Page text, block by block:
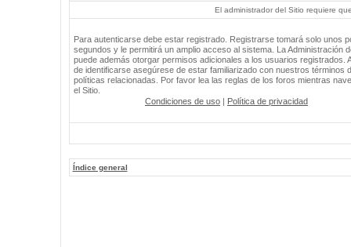
El administrador del Sitio requiere
Para autenticarse debe estar registrado. Registrarse tomará solo unos
segundos y le permitirá un amplio acceso al sistema. La Administración
puede además otorgar permisos adicionales a los usuarios registrados.
de identificarse asegúrese de estar familiarizado con nuestros términos
políticas relacionadas. Por favor lea las reglas de los foros mientras
el Sitio.
Condiciones de uso | Política de privacidad
Índice general